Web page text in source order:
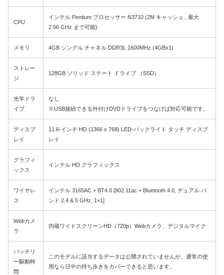
CPU
インテル Pentium プロセッサー N3710 (2M キャッシュ , 最大
2.56 GHz まで可能)
メモリ 4GB シングル チャネル DDR3L 1600MHz (4GBx1)
ストレー
ジ
128GB ソリッド ステート ドライブ （SSD）
光学ドラ
イブ
なし
※USB接続できる外付けDVDドライブをつなげば対応可能です。
ディスプ
レイ
11.6-インチ HD (1366 x 768) LED-バックライト タッチ ディスプ
レイ
グラフィ
ックス
インテル HD グラフィックス
ワイヤレ
ス
インテル 3165AC + BT4.0 [802.11ac + Bluetooth 4.0, デュアル バ
ンド 2.4 & 5 GHz, 1×1]
Webカメ
ラ
内蔵ワイドスクリーンHD（720p）Webカメラ、デジタルマイク
バッテリ
ー駆動時
間
このモデルに該当するデータは公開されていませんが、通常の使
用なら日中の持ち歩きをカバーできると思います。